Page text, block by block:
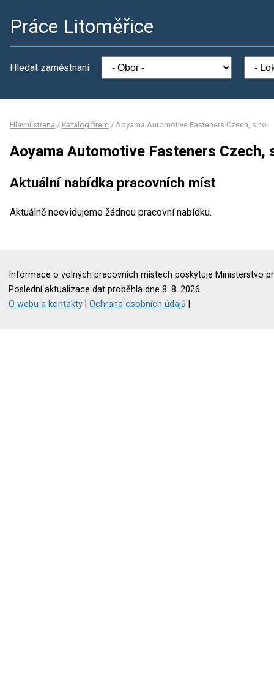
Práce Litoměřice
Hledat zaměstnání
Hlavní strana / Katalog firem / Aoyama Automotive Fasteners Czech, s.r.o.
Aoyama Automotive Fasteners Czech,
Aktuální nabídka pracovních míst
Aktuálně neevidujeme žádnou pracovní nabídku.
Informace o volných pracovních místech poskytuje Ministerstvo
Poslední aktualizace dat proběhla dne 8. 8. 2026.
O webu a kontakty |Ochrana osobních údajů